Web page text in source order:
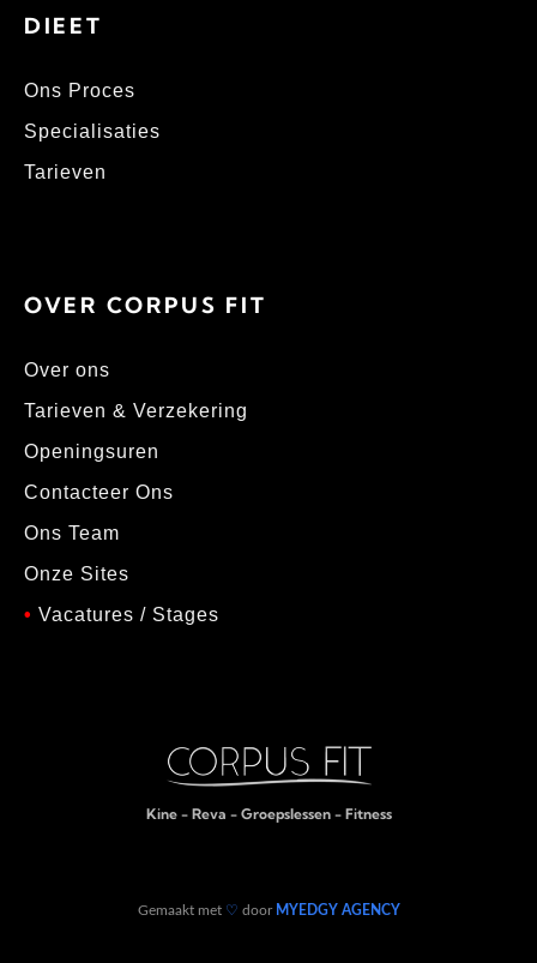
DIEET
Ons Proces
Specialisaties
Tarieven
OVER CORPUS FIT
Over ons
Tarieven & Verzekering
Openingsuren
Contacteer Ons
Ons Team
Onze Sites
• Vacatures / Stages
Kine - Reva - Groepslessen - Fitness
Gemaakt met ♡ door MYEDGY AGENCY